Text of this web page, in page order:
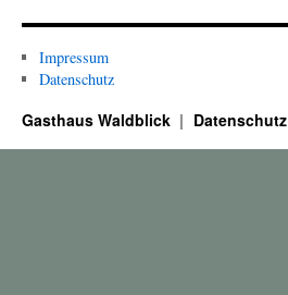
Impressum
Datenschutz
Gasthaus Waldblick Datenschutz